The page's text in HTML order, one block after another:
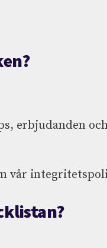
erbjudanden
vår